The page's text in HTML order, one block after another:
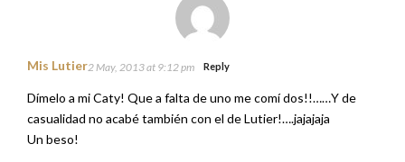
Mis Lutier2 May, 2013 at 9:12 pm Reply
Dímelo a mi Caty! Que a falta de uno me comí dos!!……Y de
casualidad no acabé también con el de Lutier!….jajajaja
Un beso!